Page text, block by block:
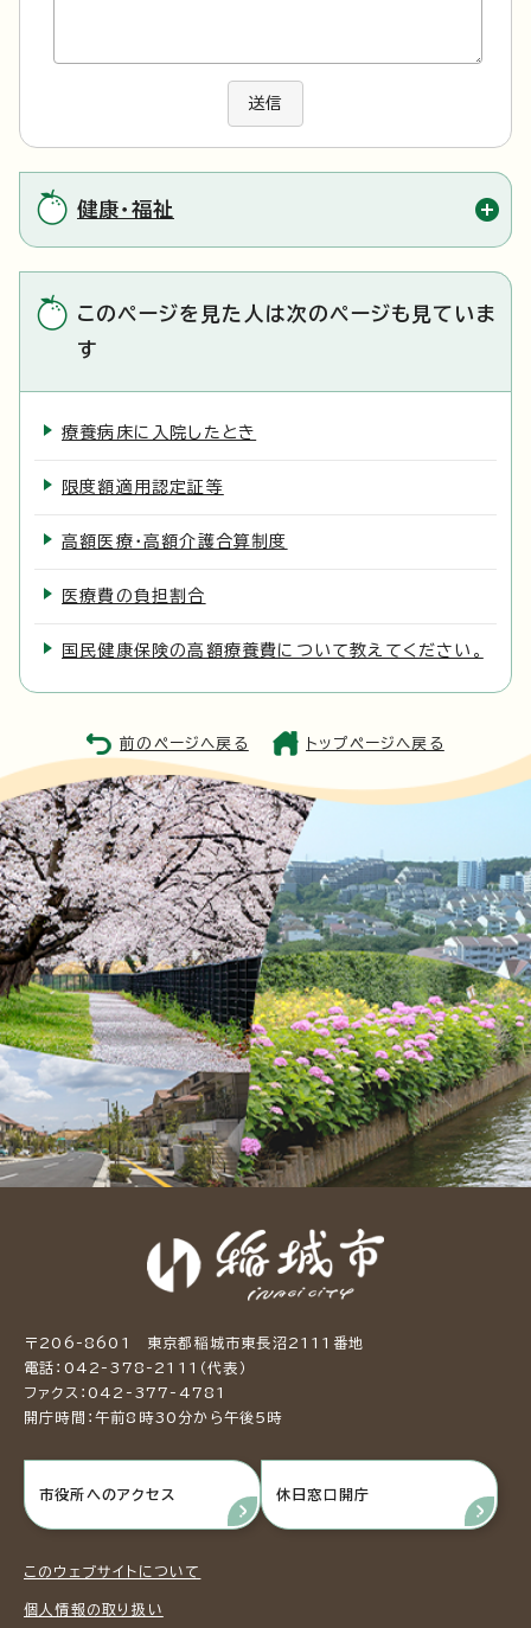
送信
健康・福祉
このページを見た人は次のページも見ていま
す
療養病床に入院したとき
限度額適用認定証等
高額医療・高額介護合算制度
医療費の負担割合
国民健康保険の高額療養費について教えてください。
前のページへ戻る トップページへ戻る
〒206-8601 東京都稲城市東長沼2111番地
電話：042-378-2111（代表）
ファクス：042-377-4781
開庁時間：午前8時30分から午後5時
市役所へのアクセス 休日窓口開庁
このウェブサイトについて
個人情報の取り扱い